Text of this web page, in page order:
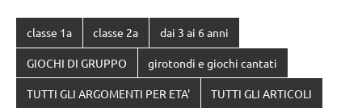
classe 1a classe 2a dai 3 ai 6 anni
GIOCHI DI GRUPPO girotondi e giochi cantati
TUTTI GLI ARGOMENTI PER ETA' TUTTI GLI ARTICOLI